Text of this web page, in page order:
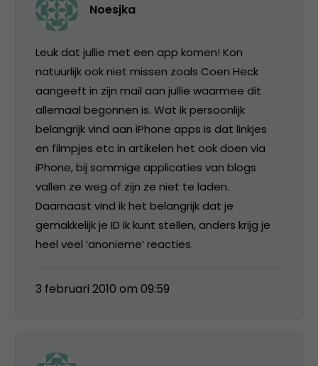
Noesjka
Leuk dat jullie met een app komen! Kon
natuurlijk ook niet missen zoals Coen Heck
aangeeft in zijn mail aan jullie waarmee dit
allemaal begonnen is. Wat ik persoonlijk
belangrijk vind aan iPhone apps is dat linkjes
en filmpjes etc in artikelen het ook doen via
iPhone, bij sommige applicaties van blogs
vallen ze weg of zijn ze niet te laden.
Daarnaast vind ik het belangrijk dat je
gemakkelijk je ID ik kunt stellen, anders krijg je
heel veel ‘anonieme’ reacties.
3 februari 2010 om 09:59